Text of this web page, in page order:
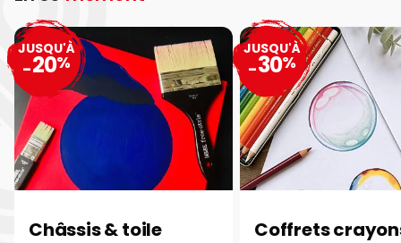
Châssis & toile
JUSQU'À
-20%
Coffrets
JUSQU'À
-30%